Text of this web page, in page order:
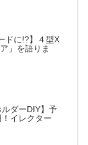
ドに!?】４型X
」を語りま
ルダーDIY】予
イレクター